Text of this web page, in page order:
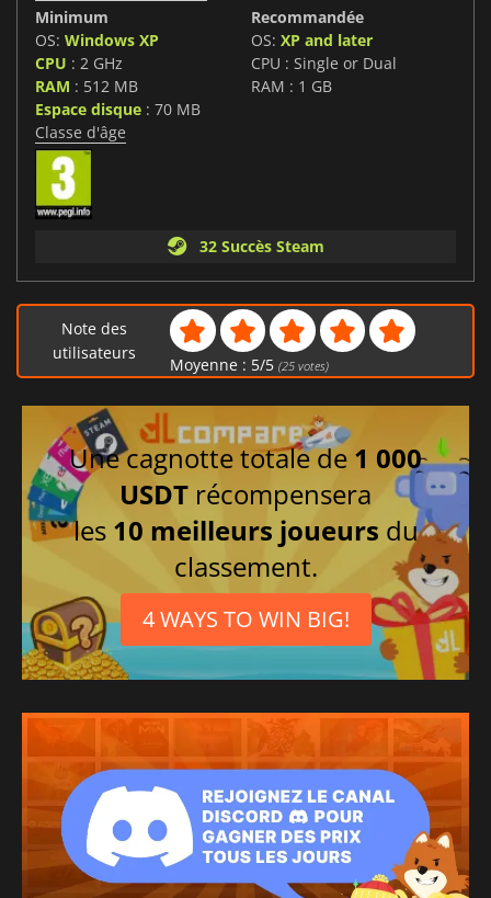
Minimum
OS: Windows XP
CPU : 2 GHz
RAM : 512 MB
Espace disque : 70 MB
Recommandée
OS: XP and later
CPU : Single or Dual
RAM : 1 GB
Classe d'âge
32 Succès Steam
Note des
utilisateurs
Moyenne : 5/5 (25votes)
Une cagnotte totale de 1 000
USDT récompensera
les 10 meilleurs joueurs du
classement.
4 WAYS TO WIN BIG!